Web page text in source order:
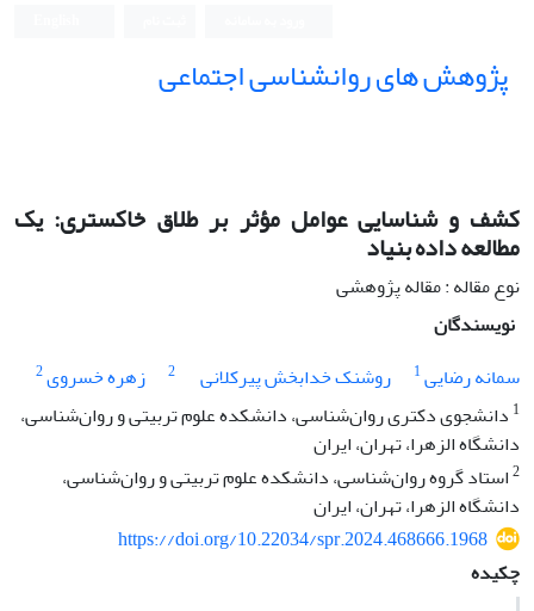
پژوهش های روانشناسی اجتماعی
کشف و شناسایی عوامل مؤثر بر طلاق خاکستری: یک
مطالعه داده بنیاد
نوع مقاله : مقاله پژوهشی
نویسندگان
سمانه رضایی1 روشنک خدابخش پیرکلانی 2 زهره خسروی2
1 دانشجوی دکتری روان‌شناسی، دانشکده علوم تربیتی و روان‌شناسی،
دانشگاه الزهرا، تهران، ایران
2استاد گروه روان‌شناسی، دانشکده علوم تربیتی و روان‌شناسی،
دانشگاه الزهرا، تهران، ایران
https://doi.org/10.22034/spr.2024.468666.1968
چکیده